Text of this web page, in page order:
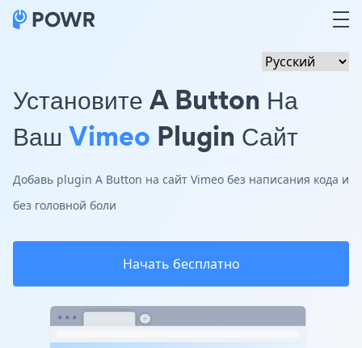
Установите A Button На
Ваш Vimeo Plugin Сайт
Добавь plugin A Button на сайт Vimeo без написания кода и
без головной боли
Начать бесплатно